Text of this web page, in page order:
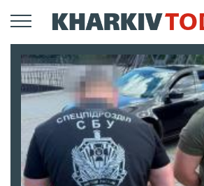
Перейти
до
вмісту